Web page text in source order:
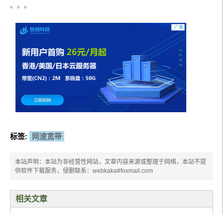
。。。
标签: 网速宽带
本站声明：本站为非经营性网站，文章内容来源或整理于网络，本站不提
供软件下载服务，侵删联系：webkaka#foxmail.com
相关文章